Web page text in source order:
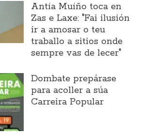
Antía Muíño toca en
Zas e Laxe: "Fai ilusión
ir a amosar o teu
traballo a sitios onde
sempre vas de lecer"
Dombate prepárase
para acoller a súa
Carreira Popular